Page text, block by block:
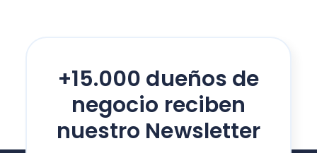
+15.000 dueños de
negocio reciben
nuestro Newsletter